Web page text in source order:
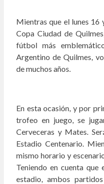
Mientras que el lunes 16
Copa Ciudad de
fútbol más
Argentino de Quilmes,
de muchos años.
En esta ocasión, y por
trofeo en juego, se
Cerveceras y Mates.
Estadio Centenario.
mismo horario y
Teniendo en cuenta
estadio, ambos